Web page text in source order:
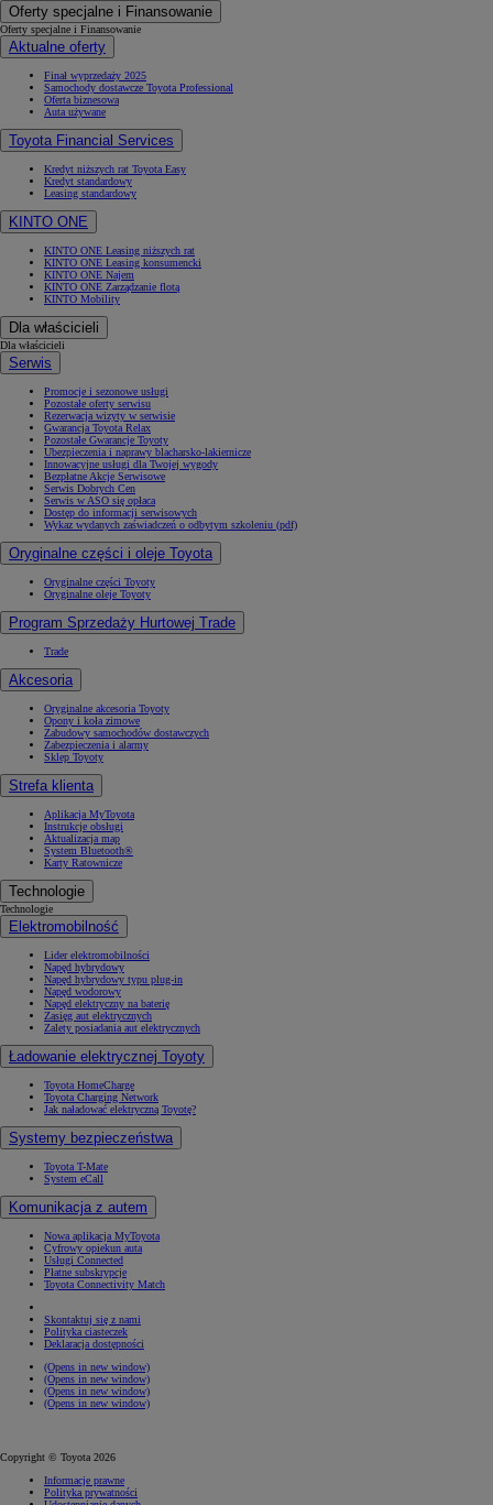
Oferty specjalne i Finansowanie
Oferty specjalne i Finansowanie
Aktualne oferty
Finał wyprzedaży 2025
Samochody dostawcze Toyota Professional
Oferta biznesowa
Auta używane
Toyota Financial Services
Kredyt niższych rat Toyota Easy
Kredyt standardowy
Leasing standardowy
KINTO ONE
KINTO ONE Leasing niższych rat
KINTO ONE Leasing konsumencki
KINTO ONE Najem
KINTO ONE Zarządzanie flotą
KINTO Mobility
Dla właścicieli
Dla właścicieli
Serwis
Promocje i sezonowe usługi
Pozostałe oferty serwisu
Rezerwacja wizyty w serwisie
Gwarancja Toyota Relax
Pozostałe Gwarancje Toyoty
Ubezpieczenia i naprawy blacharsko-lakiernicze
Innowacyjne usługi dla Twojej wygody
Bezpłatne Akcje Serwisowe
Serwis Dobrych Cen
Serwis w ASO się opłaca
Dostęp do informacji serwisowych
Wykaz wydanych zaświadczeń o odbytym szkoleniu (pdf)
Oryginalne części i oleje Toyota
Oryginalne części Toyoty
Oryginalne oleje Toyoty
Program Sprzedaży Hurtowej Trade
Trade
Akcesoria
Oryginalne akcesoria Toyoty
Opony i koła zimowe
Zabudowy samochodów dostawczych
Zabezpieczenia i alarmy
Sklep Toyoty
Strefa klienta
Aplikacja MyToyota
Instrukcje obsługi
Aktualizacja map
System Bluetooth®
Karty Ratownicze
Technologie
Technologie
Elektromobilność
Lider elektromobilności
Napęd hybrydowy
Napęd hybrydowy typu plug-in
Napęd wodorowy
Napęd elektryczny na baterię
Zasięg aut elektrycznych
Zalety posiadania aut elektrycznych
Ładowanie elektrycznej Toyoty
Toyota HomeCharge
Toyota Charging Network
Jak naładować elektryczną Toyotę?
Systemy bezpieczeństwa
Toyota T-Mate
System eCall
Komunikacja z autem
Nowa aplikacja MyToyota
Cyfrowy opiekun auta
Usługi Connected
Płatne subskrypcje
Toyota Connectivity Match
Skontaktuj się z nami
Polityka ciasteczek
Deklaracja dostępności
(Opens in new window)
(Opens in new window)
(Opens in new window)
(Opens in new window)
Copyright © Toyota 2026
Informacje prawne
Polityka prywatności